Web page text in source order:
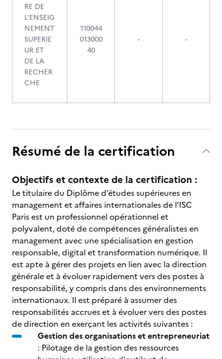
RE DE
L'ENSEIG
NEMENT
SUPERIE
UR ET
DE LA
RECHER
CHE
110044
013000
40
- -
Résumé de la certification
Objectifs et contexte de la certification :
Le titulaire du Diplôme d’études supérieures en
management et affaires internationales de l’ISC
Paris est un professionnel opérationnel et
polyvalent, doté de compétences généralistes en
management avec une spécialisation en gestion
responsable, digital et transformation numérique. Il
est apte à gérer des projets en lien avec la direction
générale et à évoluer rapidement vers des postes à
responsabilité, y compris dans des environnements
internationaux. Il est préparé à assumer des
responsabilités accrues et à évoluer vers des postes
de direction en exerçant les activités suivantes :
Gestion des organisations et entrepreneuriat
: Pilotage de la gestion des ressources